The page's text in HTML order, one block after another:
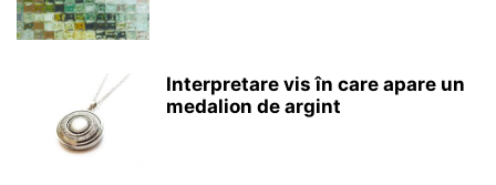
Interpretare vis în care apare un
medalion de argint